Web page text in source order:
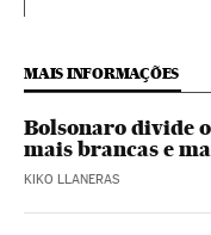
MAIS INFORMAÇÕES
Bolsonaro divide
mais brancas e
KIKO LLANERAS